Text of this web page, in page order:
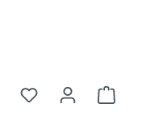
Du hast 0